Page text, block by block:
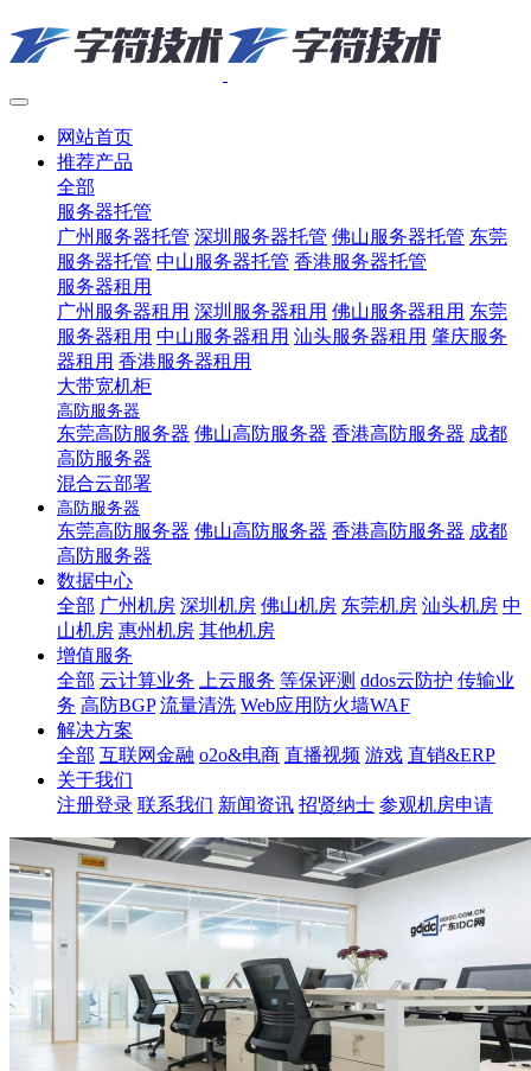
网站首页
推荐产品
全部
服务器托管
广州服务器托管 深圳服务器托管 佛山服务器托管 东莞
服务器托管 中山服务器托管 香港服务器托管
服务器租用
广州服务器租用 深圳服务器租用 佛山服务器租用 东莞
服务器租用 中山服务器租用 汕头服务器租用 肇庆服务
器租用 香港服务器租用
大带宽机柜
高防服务器
东莞高防服务器 佛山高防服务器 香港高防服务器 成都
高防服务器
混合云部署
高防服务器
东莞高防服务器 佛山高防服务器 香港高防服务器 成都
高防服务器
数据中心
全部 广州机房 深圳机房 佛山机房 东莞机房 汕头机房 中
山机房 惠州机房 其他机房
增值服务
全部 云计算业务 上云服务 等保评测 ddos云防护 传输业
务 高防BGP 流量清洗 Web应用防火墙WAF
解决方案
全部 互联网金融 o2o&电商 直播视频 游戏 直销&ERP
关于我们
注册登录 联系我们 新闻资讯 招贤纳士 参观机房申请